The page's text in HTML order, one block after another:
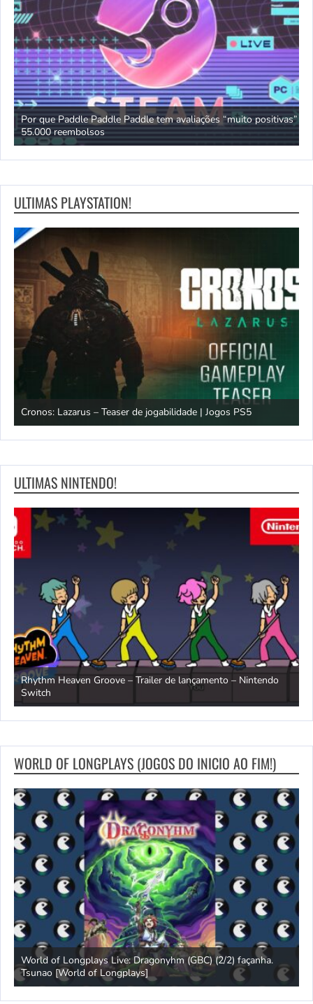
Por que Paddle Paddle Paddle tem avaliações “muito positivas” e
55.000 reembolsos
ULTIMAS PLAYSTATION!
Cronos: Lazarus – Teaser de jogabilidade | Jogos PS5
ULTIMAS NINTENDO!
Rhythm Heaven Groove – Trailer de lançamento – Nintendo
Switch
WORLD OF LONGPLAYS (JOGOS DO INICIO AO FIM!)
World of Longplays Live: Dragonyhm (GBC) (2/2) façanha.
Tsunao [World of Longplays]